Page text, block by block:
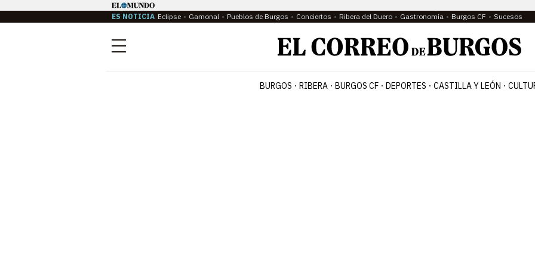
ES NOTICIA Eclipse Gamonal Pueblos de Burgos Conciertos Ribera del Duero Gastronomía Burgos CF Sucesos
Menú
BURGOS RIBERA BURGOS CF DEPORTES CASTILLA Y LEÓN